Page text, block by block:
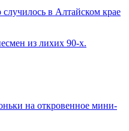
в Алтайском крае
из лихих 90-х.
на откровенное мини-